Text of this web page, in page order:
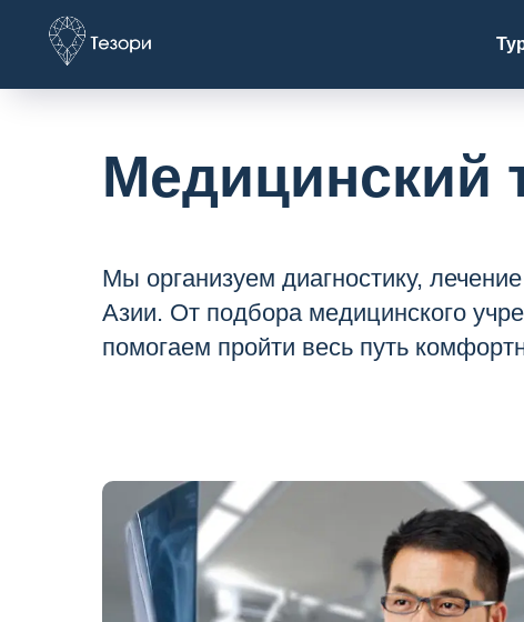
Медицинский
Мы организуем диагностику,
Азии. От подбора медицинского
помогаем пройти весь путь